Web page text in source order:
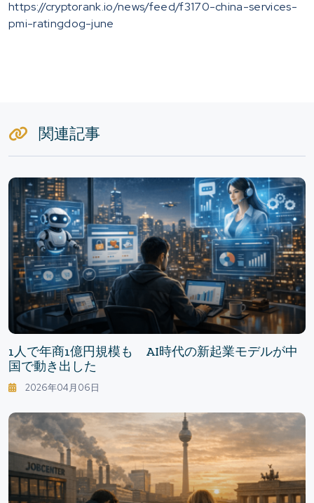
https://cryptorank.io/news/feed/f3170-china-services-
pmi-ratingdog-june
関連記事
1人で年商1億円規模も AI時代の新起業モデルが中
国で動き出した
2026年04月06日